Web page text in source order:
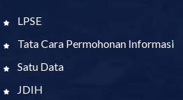
LPSE
Tata Cara Permohonan Informasi
Satu Data
JDIH